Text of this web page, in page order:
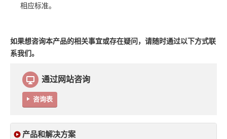
相应标准。
如果想咨询本产品的相关事宜或存在疑问，请随时通过以下方式联
系我们。
通过网站咨询
咨询表
产品和解决方案